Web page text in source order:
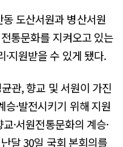
도산서원과 병산서원
통문화를 지켜오고 있는
·지원받을 수 있게 됐다.
관, 향교 및 서원이 가진
승·발전시키기 위해 지원
·서원전통문화의 계승·
달 30일 국회 본회의를